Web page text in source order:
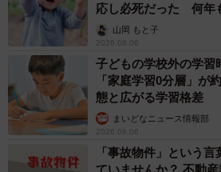
ハーブ風味のチキンはお子さんも好きそうな
応し必死だった 何年
出し…山岡 もと子
2026.08.06
子どもの学校外の学
「家庭学習0分層」が
態と広がる学習格差
まいどなニュース情報部
2026.08.06
「事故物件」という